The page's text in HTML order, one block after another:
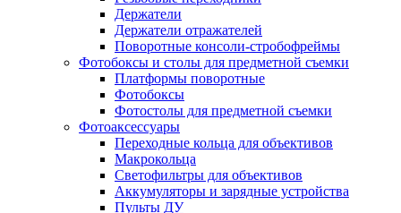
Держатели
Держатели отражателей
Поворотные консоли-стробофреймы
Фотобоксы и столы для предметной съемки
Платформы поворотные
Фотобоксы
Фотостолы для предметной съемки
Фотоаксессуары
Переходные кольца для объективов
Макрокольца
Светофильтры для объективов
Аккумуляторы и зарядные устройства
Пульты ДУ